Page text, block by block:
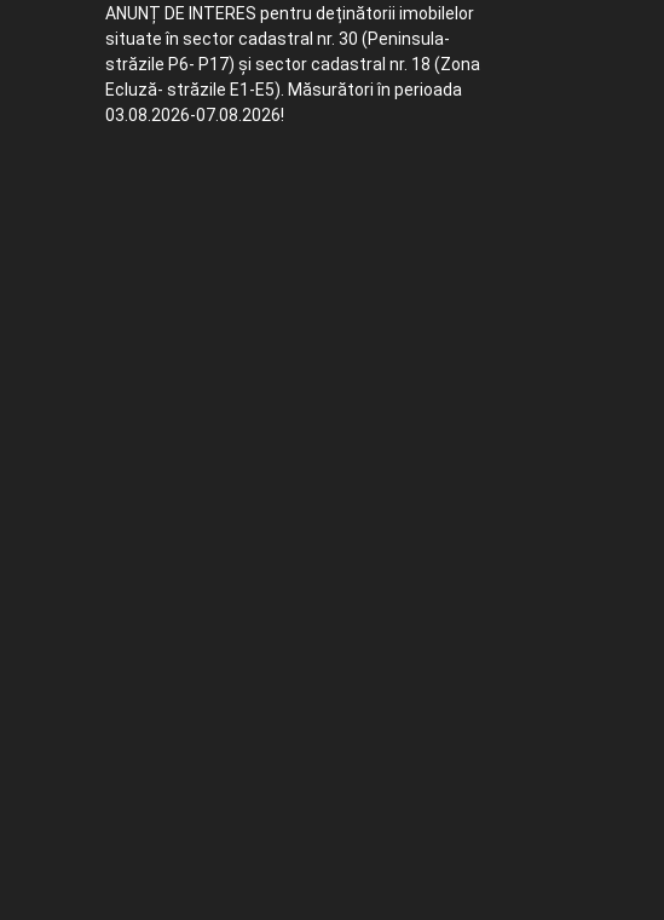
ANUNȚ DE INTERES pentru deținătorii imobilelor
situate în sector cadastral nr. 30 (Peninsula-
străzile P6- P17) și sector cadastral nr. 18 (Zona
Ecluză- străzile E1-E5). Măsurători în perioada
03.08.2026-07.08.2026!